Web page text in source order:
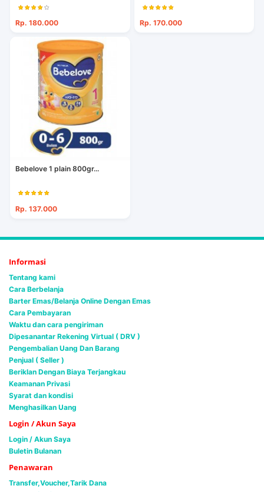
Rp. 180.000 Rp. 170.000
Bebelove 1 plain 800gr...
Rp. 137.000
Informasi
Tentang kami
Cara Berbelanja
Barter Emas/Belanja Online Dengan Emas
Cara Pembayaran
Waktu dan cara pengiriman
Dipesanantar Rekening Virtual ( DRV )
Pengembalian Uang Dan Barang
Penjual ( Seller )
Beriklan Dengan Biaya Terjangkau
Keamanan Privasi
Syarat dan kondisi
Menghasilkan Uang
Login / Akun Saya
Login / Akun Saya
Buletin Bulanan
Penawaran
Transfer,Voucher,Tarik Dana